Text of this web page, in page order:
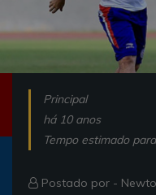
Principal
há 10 anos
Tempo estimado
Postado por -